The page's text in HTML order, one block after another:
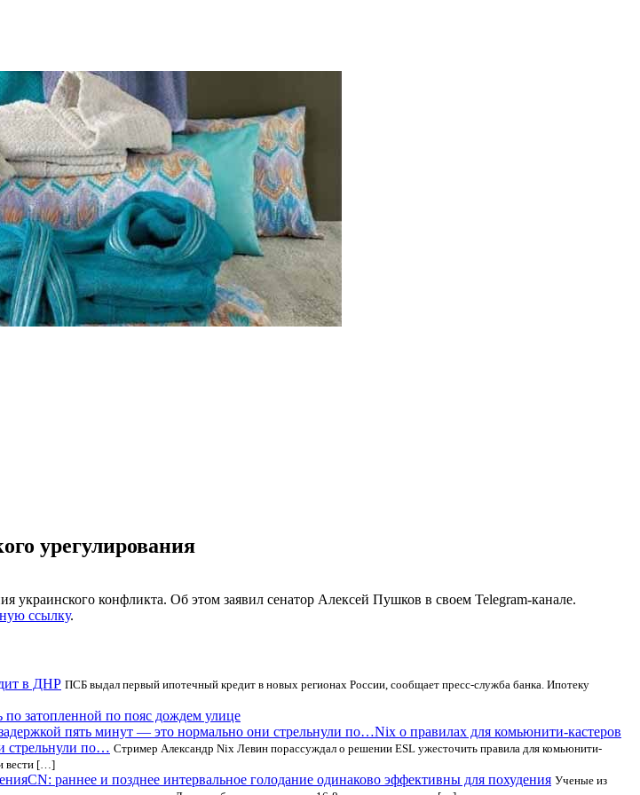
урегулирования
конфликта. Об этом заявил сенатор Алексей Пушков в своем Telegram-канале.
ссылку.
в ДНР ПСБ выдал первый ипотечный кредит в новых регионах России, сообщает пресс-служба банка. Ипотеку
затопленной по пояс дождем улице
Nix о правилах для комьюнити-кастеров
стрельнули по… Стример Александр Nix Левин порассуждал о решении ESL ужесточить правила для комьюнити-
вести […]
CN: раннее и позднее интервальное голодание одинаково эффективны для похудения Ученые из